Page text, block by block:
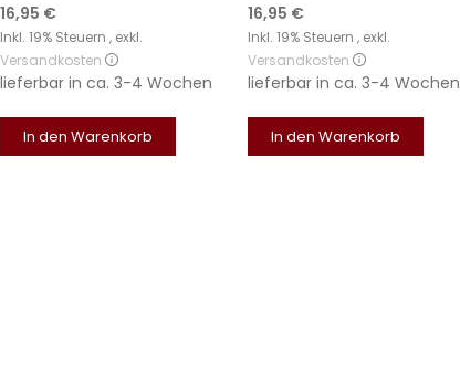
16,95 €
Inkl. 19% Steuern , exkl.
Versandkosten
lieferbar in ca. 3-4 Wochen
In den Warenkorb
16,95 €
Inkl. 19% Steuern , exkl.
Versandkosten
lieferbar in ca. 3-4 Wochen
In den Warenkorb